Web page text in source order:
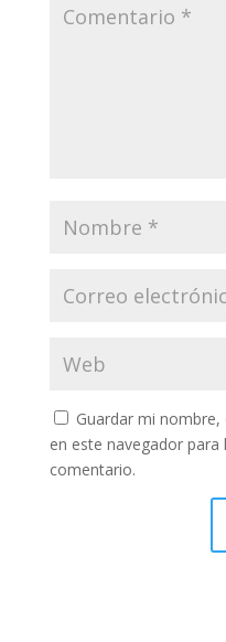
Guardar mi
en este navegador
comentario.